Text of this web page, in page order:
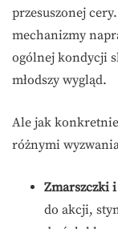
przesuszonej
mechanizmy
ogólnej kondycji
młodszy wygląd.
Ale jak konkretnie
różnymi
Zmarszczki
do akcji,